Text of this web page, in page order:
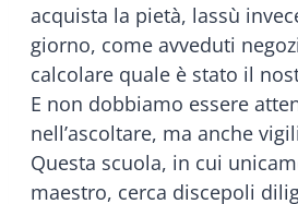
acquista la pietà, lassù
giorno, come avveduti
calcolare quale è stato il
E non dobbiamo essere
nell’ascoltare, ma anche
Questa scuola, in cui
maestro, cerca discepoli